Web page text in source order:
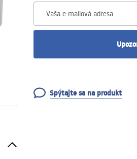
Vaša e-mailová adresa
Spýtajte sa na produkt